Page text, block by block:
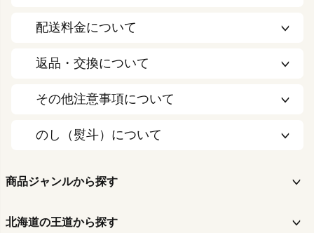
配送料金について
返品・交換について
その他注意事項について
のし（熨斗）について
商品ジャンルから探す
北海道の王道から探す